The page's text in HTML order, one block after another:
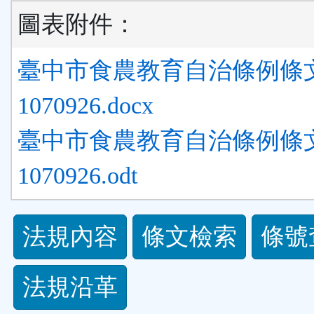
圖表附件：
臺中市食農教育自治條例條
1070926.docx
臺中市食農教育自治條例條
1070926.odt
法
規
功
法規內容 條文檢索
條
法規沿革